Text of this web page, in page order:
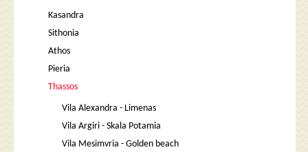
Kasandra
Sithonia
Athos
Pieria
Thassos
Vila Alexandra - Limenas
Vila Argiri - Skala Potamia
Vila Mesimvria - Golden beach